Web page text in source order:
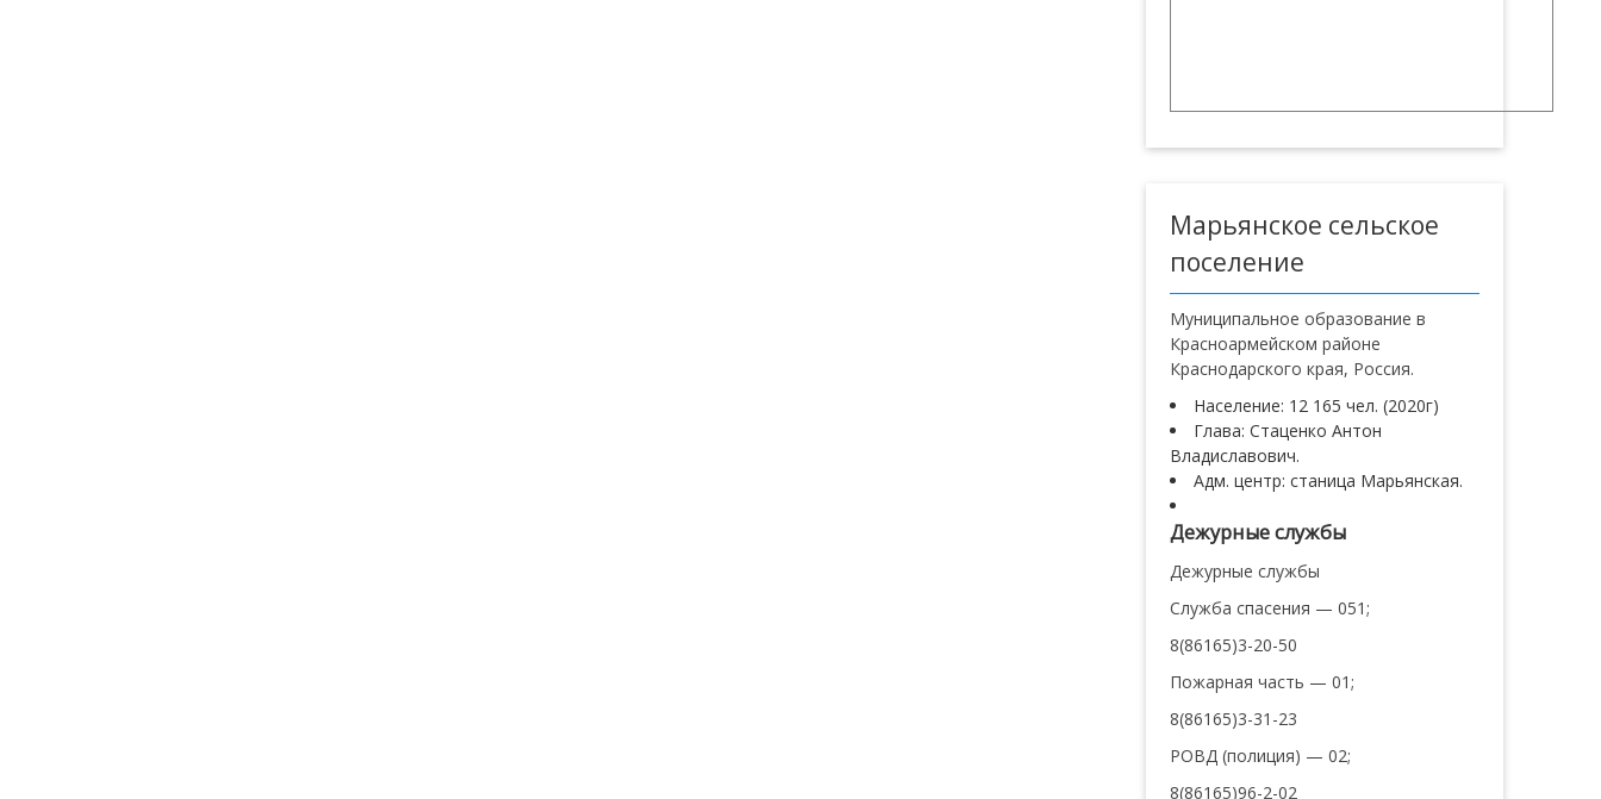
Марьянское сельское
поселение
Муниципальное образование в
Красноармейском районе
Краснодарского края, Россия.
Население: 12 165 чел. (2020г)
Глава: Стаценко Антон
Владиславович.
Адм. центр: станица Марьянская.
Дежурные службы
Дежурные службы
Служба спасения — 051;
8(86165)3-20-50
Пожарная часть — 01;
8(86165)3-31-23
РОВД (полиция) — 02;
8(86165)96-2-02